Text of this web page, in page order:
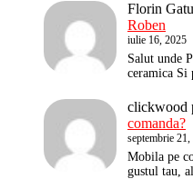
Florin Gatu
Roben
iulie 16, 2025
Salut unde
ceramica Si
clickwood
comanda?
septembrie
Mobila pe
gustul tau,